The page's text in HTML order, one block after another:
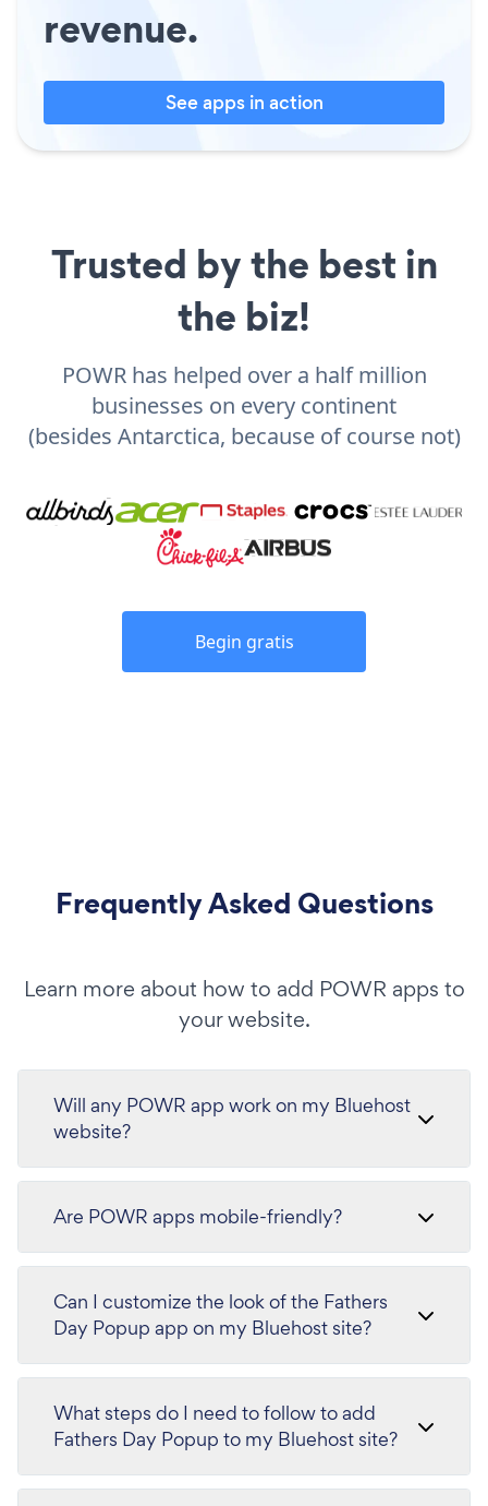
revenue.
See apps in action
Trusted by the best in
the biz!
POWR has helped over a half million
businesses on every continent
(besides Antarctica, because of course not)
Begin gratis
Frequently Asked Questions
Learn more about how to add POWR apps to
your website.
Will any POWR app work on my Bluehost
website?
Are POWR apps mobile-friendly?
Can I customize the look of the Fathers
Day Popup app on my Bluehost site?
What steps do I need to follow to add
Fathers Day Popup to my Bluehost site?